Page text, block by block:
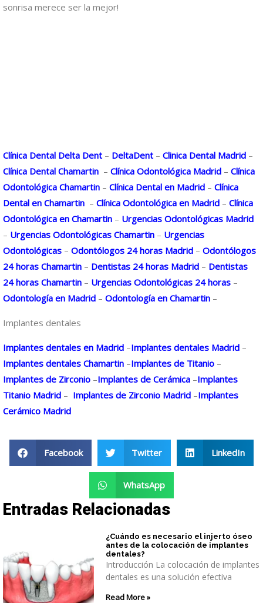
sonrisa merece ser la mejor!
Clínica Dental Delta Dent – DeltaDent – Clinica Dental Madrid –
Clínica Dental Chamartin – Clínica Odontológica Madrid – Clínica
Odontológica Chamartin – Clínica Dental en Madrid – Clínica
Dental en Chamartin – Clínica Odontológica en Madrid – Clínica
Odontológica en Chamartin – Urgencias Odontológicas Madrid
– Urgencias Odontológicas Chamartin – Urgencias
Odontológicas – Odontólogos 24 horas Madrid – Odontólogos
24 horas Chamartin – Dentistas 24 horas Madrid – Dentistas
24 horas Chamartin – Urgencias Odontológicas 24 horas –
Odontología en Madrid – Odontología en Chamartin –
Implantes dentales
Implantes dentales en Madrid –Implantes dentales Madrid –
Implantes dentales Chamartin –Implantes de Titanio –
Implantes de Zirconio –Implantes de Cerámica –Implantes
Titanio Madrid – Implantes de Zirconio Madrid –Implantes
Cerámico Madrid
Facebook Twitter LinkedIn
WhatsApp
Entradas Relacionadas
¿Cuándo es necesario el injerto óseo
antes de la colocación de implantes
dentales?
Introducción La colocación de implantes
dentales es una solución efectiva
Read More »